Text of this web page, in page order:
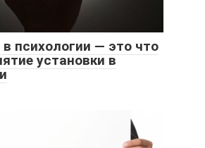
психологии — это что
установки в